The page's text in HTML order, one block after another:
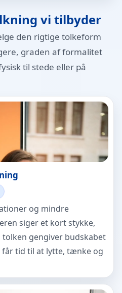
vi tilbyder
den rigtige tolkeform
graden af formalitet
til stede eller på
og mindre
siger et kort stykke,
tolken gengiver budskabet
får tid til at lytte, tænke og